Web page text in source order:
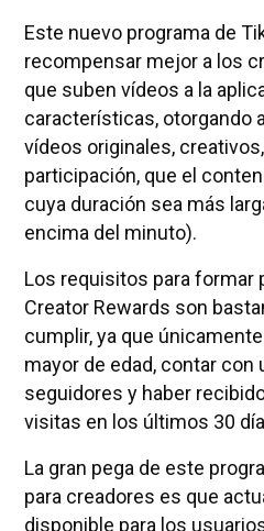
Este nuevo programa de
recompensar mejor a los
que suben vídeos a la
características, otorgando
vídeos originales,
participación, que el
cuya duración sea más
encima del minuto).
Los requisitos para formar
Creator Rewards son
cumplir, ya que
mayor de edad, contar con
seguidores y haber
visitas en los últimos 30
La gran pega de este
para creadores es que
disponible para los